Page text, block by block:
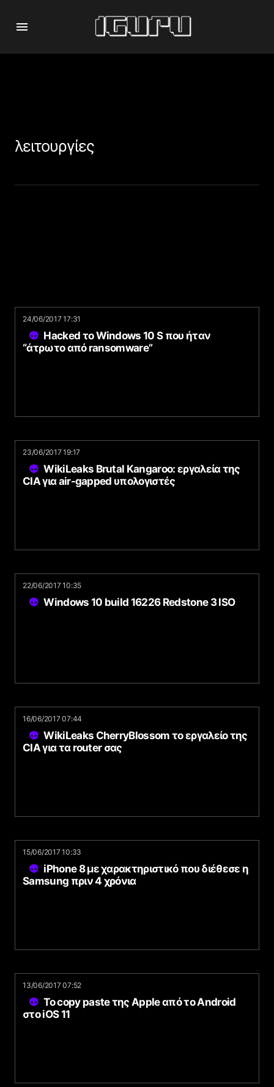
λειτουργίες
24/06/2017 17:31
Hacked το Windows 10 S που ήταν
“άτρωτο από ransomware”
23/06/2017 19:17
WikiLeaks Brutal Kangaroo: εργαλεία της
CIA για air-gapped υπολογιστές
22/06/2017 10:35
Windows 10 build 16226 Redstone 3 ISO
16/06/2017 07:44
WikiLeaks CherryBlossom το εργαλείο της
CIA για τα router σας
15/06/2017 10:33
iPhone 8 με χαρακτηριστικό που διέθεσε η
Samsung πριν 4 χρόνια
13/06/2017 07:52
Το copy paste της Apple από το Android
στο iOS 11